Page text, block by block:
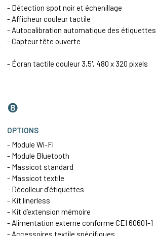
- Détection spot noir et échenillage
- Afficheur couleur tactile
- Autocalibration automatique des étiquettes
- Capteur tête ouverte
- Écran tactile couleur 3,5', 480 x 320 pixels
❽
OPTIONS
- Module Wi-Fi
- Module Bluetooth
- Massicot standard
- Massicot textile
- Décolleur d’étiquettes
- Kit linerless
- Kit d’extension mémoire
- Alimentation externe conforme CEI 60601-1
- Accessoires textile spécifiques